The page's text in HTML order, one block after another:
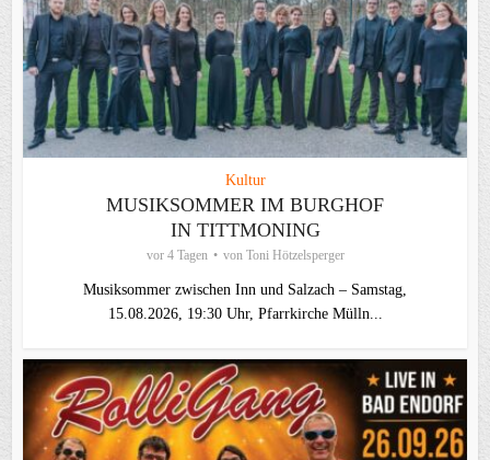
Kultur
MUSIKSOMMER IM BURGHOF
IN TITTMONING
vor 4 Tagen von Toni Hötzelsperger
Musiksommer zwischen Inn und Salzach – Samstag,
15.08.2026, 19:30 Uhr, Pfarrkirche Mülln...